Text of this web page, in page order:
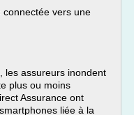
vers une
les assureurs inondent
plus ou moins
Assurance ont
liée à la